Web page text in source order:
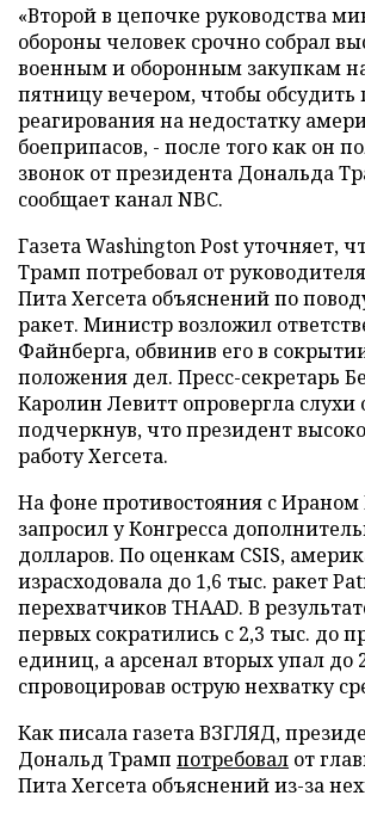
«Второй в цепочке руководства
обороны человек срочно собрал
военным и оборонным закупкам
пятницу вечером, чтобы обсудить
реагирования на недостатку
боеприпасов, - после того как он
звонок от президента Дональда
сообщает канал NBC.
Газета Washington Post уточняет,
Трамп потребовал от
Пита Хегсета объяснений по
ракет. Министр возложил
Файнберга, обвинив его в
положения дел. Пресс-секретарь
Каролин Левитт опровергла слухи
подчеркнув, что президент
работу Хегсета.
На фоне противостояния с Ираном
запросил у Конгресса
долларов. По оценкам CSIS,
израсходовала до 1,6 тыс. ракет
перехватчиков THAAD. В
первых сократились с 2,3 тыс. до
единиц, а арсенал вторых упал до
спровоцировав острую нехватку
Как писала газета ВЗГЛЯД,
Дональд Трамп потребовал от
Пита Хегсета объяснений из-за